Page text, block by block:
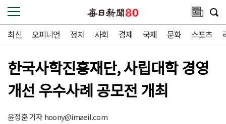
최신 오피니언 정치 사회 경제 국제 문화 스포츠
한국사학진흥재단, 사립대학 경영
개선 우수사례 공모전 개최
윤정훈 기자hoony@imaeil.com